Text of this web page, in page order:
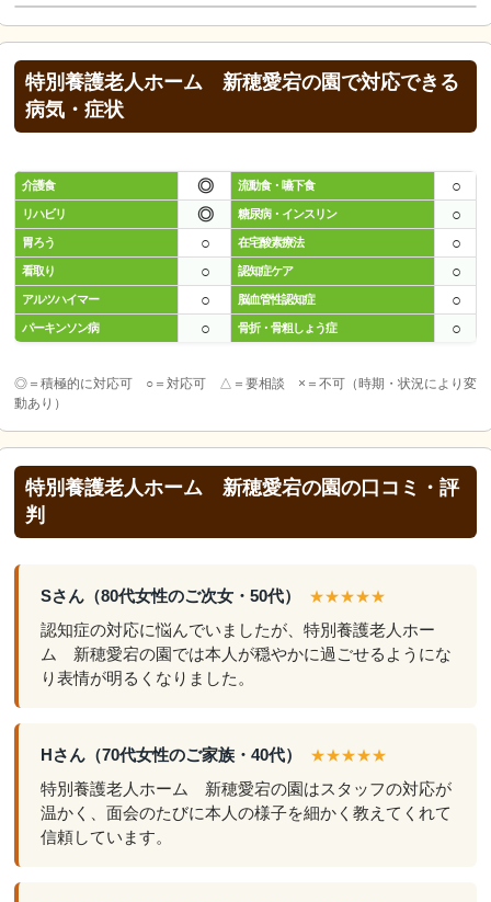
特別養護老人ホーム 新穂愛宕の園で対応できる
病気・症状
介護食 ◎ 流動食・嚥下食 ○
リハビリ ◎ 糖尿病・インスリン ○
胃ろう ○ 在宅酸素療法 ○
看取り ○ 認知症ケア ○
アルツハイマー ○ 脳血管性認知症 ○
パーキンソン病 ○ 骨折・骨粗しょう症 ○
◎＝積極的に対応可 ○＝対応可 △＝要相談 ×＝不可（時期・状況により変
動あり）
特別養護老人ホーム 新穂愛宕の園の口コミ・評
判
Sさん（80代女性のご次女・50代） ★★★★★
認知症の対応に悩んでいましたが、特別養護老人ホー
ム 新穂愛宕の園では本人が穏やかに過ごせるようにな
り表情が明るくなりました。
Hさん（70代女性のご家族・40代） ★★★★★
特別養護老人ホーム 新穂愛宕の園はスタッフの対応が
温かく、面会のたびに本人の様子を細かく教えてくれて
信頼しています。